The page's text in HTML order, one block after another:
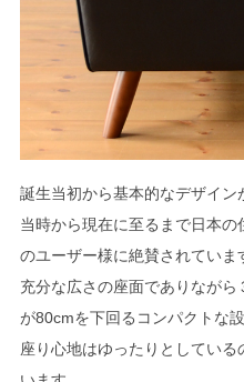
誕生当初から基本的なデザイ
当時から現在に至るまで日本の
のユーザー様に絶賛されていま
充分な広さの座面でありなが
が80cmを下回るコンパクトな設
座り心地はゆったりとしてい